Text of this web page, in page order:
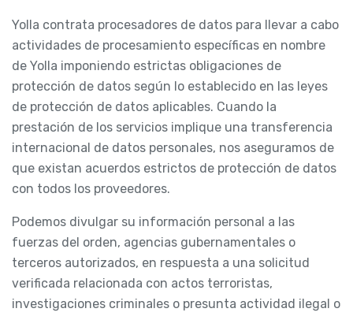
Yolla contrata procesadores de datos para llevar a cabo
actividades de procesamiento específicas en nombre
de Yolla imponiendo estrictas obligaciones de
protección de datos según lo establecido en las leyes
de protección de datos aplicables. Cuando la
prestación de los servicios implique una transferencia
internacional de datos personales, nos aseguramos de
que existan acuerdos estrictos de protección de datos
con todos los proveedores.
Podemos divulgar su información personal a las
fuerzas del orden, agencias gubernamentales o
terceros autorizados, en respuesta a una solicitud
verificada relacionada con actos terroristas,
investigaciones criminales o presunta actividad ilegal o